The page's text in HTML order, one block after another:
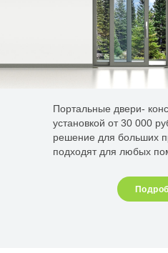
Портальные двери-
установкой от 30 000
решение для больших
подходят для любых